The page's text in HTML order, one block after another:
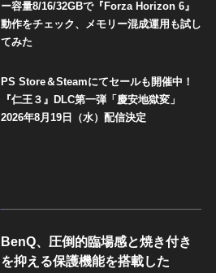
ー容量8/16/32GBで『Forza Horizon 6』
動作をチェック、メモリー混成運用も試し
てみた
PS Store＆Steamにてセールも開催中！
『仁王３』DLC第一弾「慶安地獄変」
2026年8月19日（水）配信決定
BenQ、圧倒的臨場感と焼き付き
を抑える保護機能を搭載した